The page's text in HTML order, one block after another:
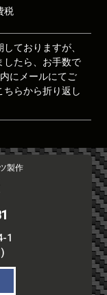
税
ておりますが、
したら、お手数で
にメールにてご
ちらから折り返し
製作
1